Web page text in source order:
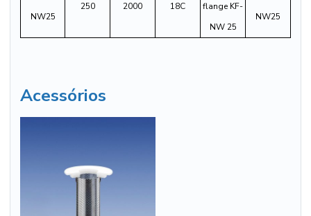
NW25
250 2000 18C
flange KF-
NW 25
NW25
Acessórios